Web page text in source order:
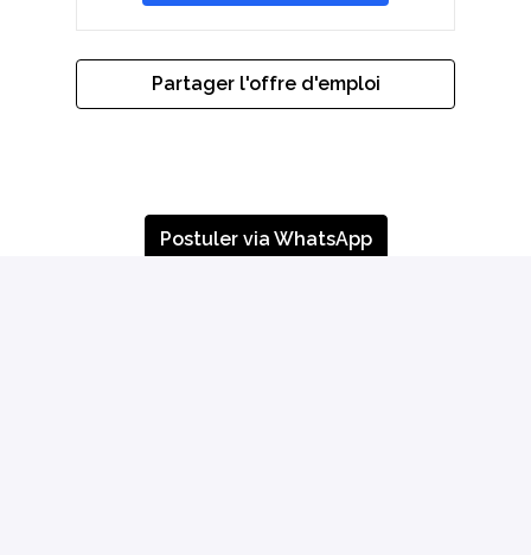
Partager l'offre d'emploi
Postuler via WhatsApp